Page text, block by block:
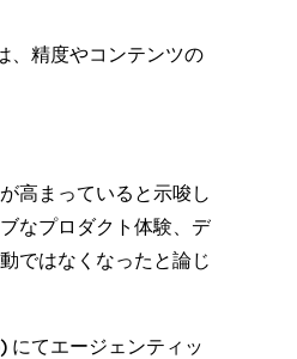
、精度やコンテンツの
高まっていると示唆し
なプロダクト体験、デ
ではなくなったと論じ
てエージェンティッ